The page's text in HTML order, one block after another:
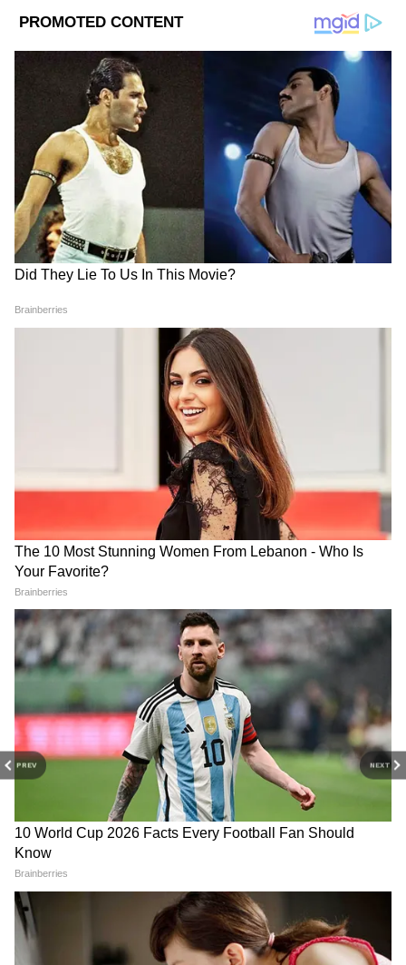
PREV NEXT
10
Image Credit :Asianet News
নেতাজির জন্ম-মৃত্যু
১৮৮৭ সালের ২৩ জানুয়ারি নেতাজির জন্ম। কিন্তু
মৃত্যু আজও রহস্যে মোড়া। কারও মতে জাপানে
রাশিয়াতে তাঁকে শেষবারের মত দেখা গিয়েছিল।
3
10